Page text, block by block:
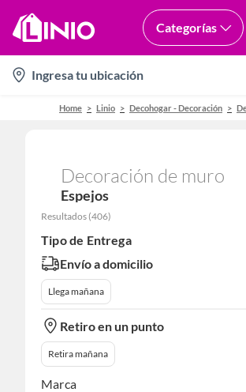
Categorías
location-
icon
Ingresa tu ubicación
Home Linio Decohogar - Decoración
Decoración de muro
Espejos
Resultados (406)
Tipo de Entrega
Envío a domicilio
Llega mañana
Retiro en un punto
Retira mañana
Marca